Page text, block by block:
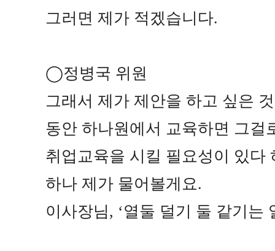
그러면 제가 적겠습니다.
◯정병국 위원
그래서 제가 제안을 하고 싶은
동안 하나원에서 교육하면 그걸
취업교육을 시킬 필요성이 있다
하나 제가 물어볼게요.
이사장님, ‘열둘 덜기 둘 같기는